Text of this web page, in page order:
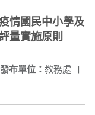
情國民中小學及
量實施原則
發布單位： 教務處 |